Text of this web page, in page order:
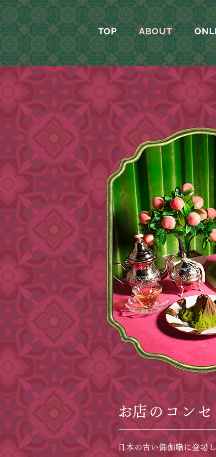
TOP ABOUT
お店のコンセ
日本の古い御伽噺に登場